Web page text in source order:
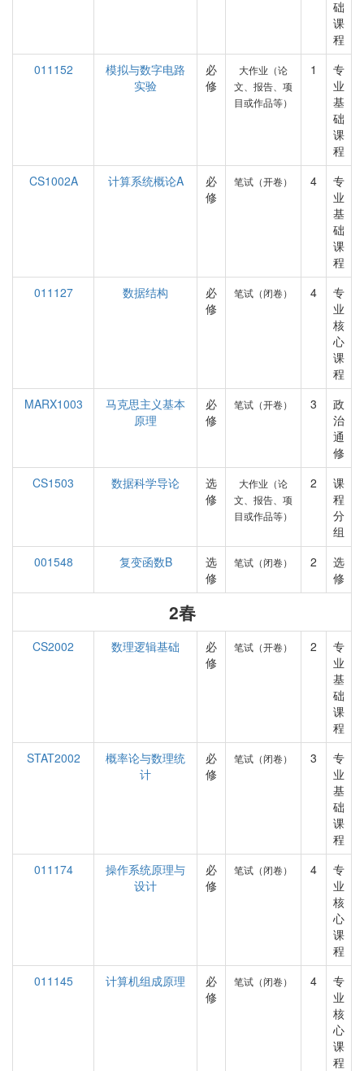
础
课
程
011152
模拟与数字电路
实验
必
修
大作业（论
文、报告、项
目或作品等）
1
专
业
基
础
课
程
CS1002A
计算系统概论A
必
修
笔试（开卷） 4
专
业
基
础
课
程
011127
数据结构
必
修
笔试（闭卷） 4
专
业
核
心
课
程
MARX1003
马克思主义基本
原理
必
修
笔试（开卷） 3
政
治
通
修
CS1503
数据科学导论
选
修
大作业（论
文、报告、项
目或作品等）
2
课
程
分
组
001548
复变函数B
选
修
笔试（闭卷） 2
选
修
2春
CS2002 数理逻辑基础
必
修
笔试（开卷） 2
专
业
基
础
课
程
STAT2002
概率论与数理统
计
必
修
笔试（闭卷） 3
专
业
基
础
课
程
011174
操作系统原理与
设计
必
修
笔试（闭卷） 4
专
业
核
心
课
程
011145
计算机组成原理
必
修
笔试（闭卷） 4
专
业
核
心
课
程